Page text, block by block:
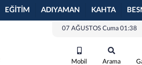
EĞİTİM ADIYAMAN KAHTA
07 AĞUSTOS Cuma 01:38
Mobil Arama